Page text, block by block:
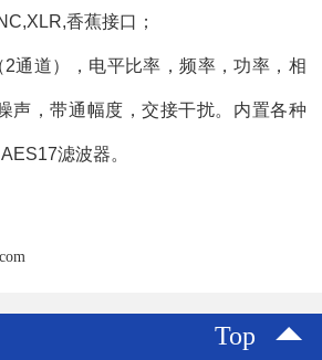
香蕉接口；
通道），电平比率，频率，功率，相
声，带通幅度，交接干扰。内置各种
滤波器。
Top